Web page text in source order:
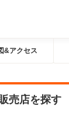
&アクセス
売店を探す